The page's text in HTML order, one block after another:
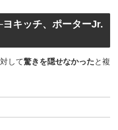
キッチ、ポーターJr.
して驚きを隠せなかったと複